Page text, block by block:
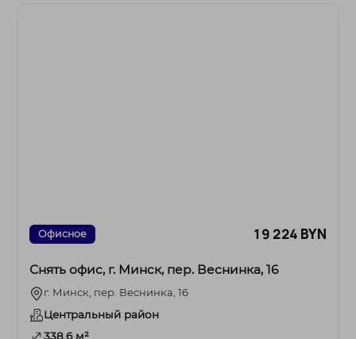
Офисное 19 224 BYN
Снять офис, г. Минск, пер. Веснинка, 16
г. Минск, пер. Веснинка, 16
Центральный район
338.6 м²